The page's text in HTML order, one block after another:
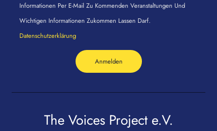
Informationen Per E-Mail Zu Kommenden Veranstaltungen Und
Wichtigen Informationen Zukommen Lassen Darf.
Datenschutzerklärung
Anmelden
The Voices Project e.V.